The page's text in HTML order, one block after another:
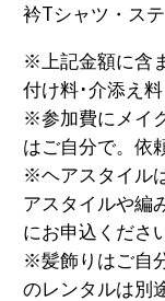
衿Tシャツ・ス
※上記金額に含
付け料･介添え
※参加費にメイ
はご自分で。依
※ヘアスタイル
アスタイルや編
にお申込くださ
※髪飾りはご自
のレンタルは別